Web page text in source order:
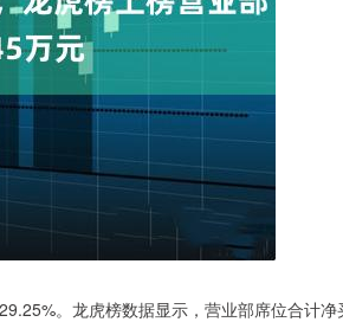
。龙虎榜数据显示，营业部席位合计净